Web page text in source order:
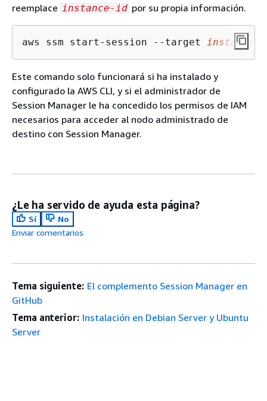
reemplace instance-id por su propia información.
aws ssm start-session --target instance-
Este comando solo funcionará si ha instalado y
configurado la AWS CLI, y si el administrador de
Session Manager le ha concedido los permisos de IAM
necesarios para acceder al nodo administrado de
destino con Session Manager.
¿Le ha servido de ayuda esta página?
Sí
No
Enviar comentarios
Tema siguiente: El complemento Session Manager en
GitHub
Tema anterior: Instalación en Debian Server y Ubuntu
Server